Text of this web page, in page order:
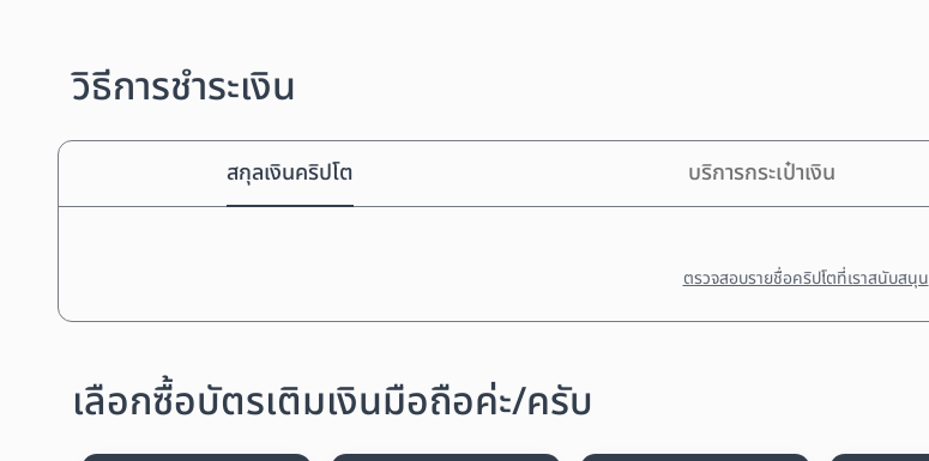
วิธีการชำระเงิน
สกุลเงินคริปโต บริการกระเป๋าเงิน
ตรวจสอบรายชื่อคริปโตที่เราสนับสนุน
เลือกซื้อบัตรเติมเงินมือถือค่ะ/ครับ